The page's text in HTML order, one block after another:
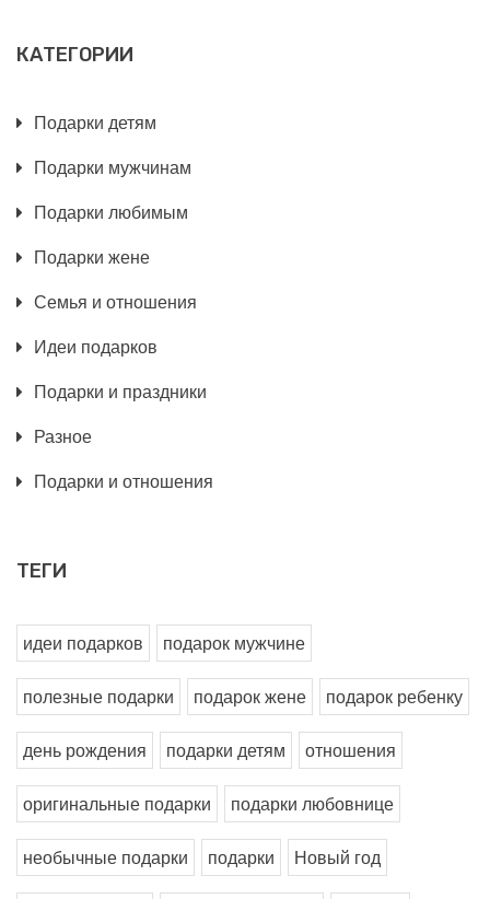
КАТЕГОРИИ
Подарки детям
Подарки мужчинам
Подарки любимым
Подарки жене
Семья и отношения
Идеи подарков
Подарки и праздники
Разное
Подарки и отношения
ТЕГИ
идеи подарков подарок мужчине
полезные подарки подарок жене подарок ребенку
день рождения подарки детям отношения
оригинальные подарки подарки любовнице
необычные подарки подарки Новый год